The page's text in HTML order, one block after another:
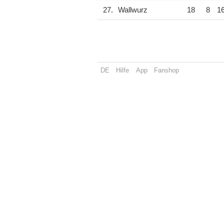
27. Wallwurz 18 8
DE Hilfe App Fanshop